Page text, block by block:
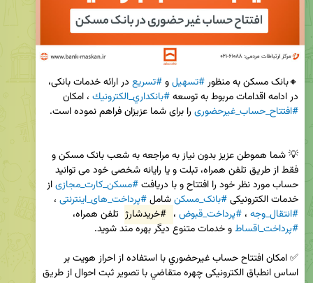
🔸بانک مسکن به منظور #تسهیل و #تسریع
در ادامه اقدامات مربوط به توسعه #بانكداري_الكترونيك ، امکان
#افتتاح_حساب_غیرحضوری
حساب مورد نظر خود را افتتاح و با دریافت #مسکن_کارت_مجازی
خدمات الکترونیکی #بانک_مسکن شامل #پرداخت_های_اینترنتی ،
#انتقال_وجه ، #پرداخت_قبوض ، #خریدشارژ تلفن همراه،
#پرداخت_اقساط